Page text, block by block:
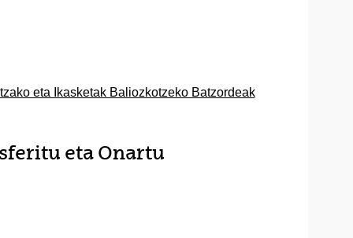
eta Ikasketak Baliozkotzeko Batzordeak
eta Onartu